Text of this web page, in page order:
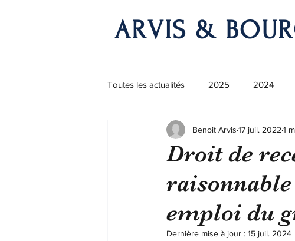
ARVIS &
Toutes les actualités 2025 2024
Droit de
emploi du
Benoit Arvis 17 juil. 2022 1
Dernière mise à jour : 15 juil. 2024